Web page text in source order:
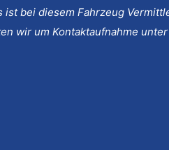
ist bei diesem Fahrzeug
wir um Kontaktaufnahme unter